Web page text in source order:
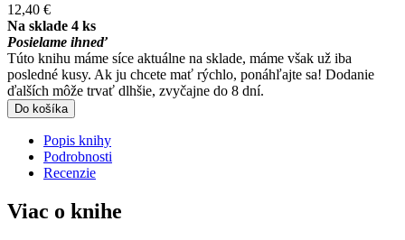
12,40 €
Na sklade 4 ks
Posielame ihneď
Túto knihu máme síce aktuálne na sklade, máme však už iba
posledné kusy. Ak ju chcete mať rýchlo, ponáhľajte sa! Dodanie
ďalších môže trvať dlhšie, zvyčajne do 8 dní.
Do košíka
Popis knihy
Podrobnosti
Recenzie
Viac o knihe